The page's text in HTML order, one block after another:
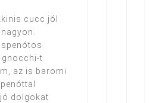
cucc jól
spenótos
t
az is baromi
dolgokat